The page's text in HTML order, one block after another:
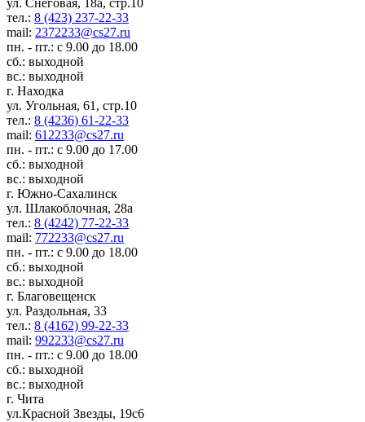
тел.: 8 (423) 237-22-33
mail: 2372233@cs27.ru
пн. - пт.: с 9.00 до 18.00
сб.: выходной
вс.: выходной
г. Находка
ул. Угольная, 61, стр.10
тел.: 8 (4236) 61-22-33
mail: 612233@cs27.ru
пн. - пт.: с 9.00 до 17.00
сб.: выходной
вс.: выходной
г. Южно-Сахалинск
ул. Шлакоблочная, 28а
тел.: 8 (4242) 77-22-33
mail: 772233@cs27.ru
пн. - пт.: с 9.00 до 18.00
сб.: выходной
вс.: выходной
г. Благовещенск
ул. Раздольная, 33
тел.: 8 (4162) 99-22-33
mail: 992233@cs27.ru
пн. - пт.: с 9.00 до 18.00
сб.: выходной
вс.: выходной
г. Чита
ул.Красной Звезды, 19с6